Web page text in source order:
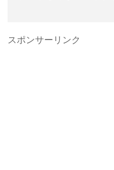
スポンサーリンク